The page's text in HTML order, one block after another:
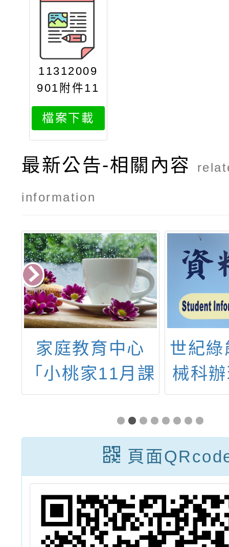
11312009
901附件11
4年03月份
活動報名資
訊
檔案下載
最新公告-相關內容
information
家庭教育中心
「小桃家11月課
程資訊」
世紀
械科
年度
暑期
頁面